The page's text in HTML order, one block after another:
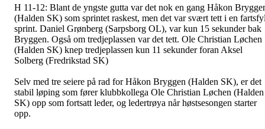
H 11-12: Blant de yngste gutta var det nok en gang Håkon
(Halden SK) som sprintet raskest, men det var svært tett i en
sprint. Daniel Grønberg (Sarpsborg OL), var kun 15 sekunder bak
Bryggen. Også om tredjeplassen var det tett. Ole Christian Løchen
(Halden SK) knep tredjeplassen kun 11 sekunder foran Aksel
Solberg (Fredrikstad SK)
Selv med tre seiere på rad for Håkon Bryggen (Halden SK), er det
stabil løping som fører klubbkollega Ole Christian Løchen (Halden
SK) opp som fortsatt leder, og ledertrøya når høstsesongen starter
opp.